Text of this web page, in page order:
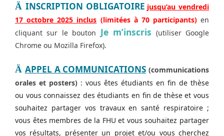
Ä INSCRIPTION OBLIGATOIRE jusqu’au vendredi
17 octobre 2025 inclus (limitées à 70 participants) en
cliquant sur le bouton Je m’inscris (utiliser Google
Chrome ou Mozilla Firefox).
Ä APPEL A COMMUNICATIONS (communications
orales et posters) : vous êtes étudiants en fin de thèse
ou vous connaissez des étudiants en fin de thèse et vous
souhaitez partager vos travaux en santé respiratoire ;
vous êtes membres de la FHU et vous souhaitez partager
vos résultats, présenter un projet et/ou vous cherchez